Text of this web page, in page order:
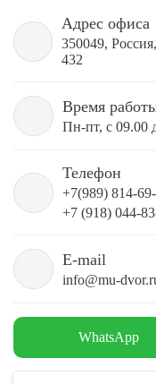
Адрес офиса
350049,
432
Время
Пн-пт, с 09.00
Телефон
+7(989) 814-
+7 (918) 044-
E-mail
info@mu-
WhatsApp